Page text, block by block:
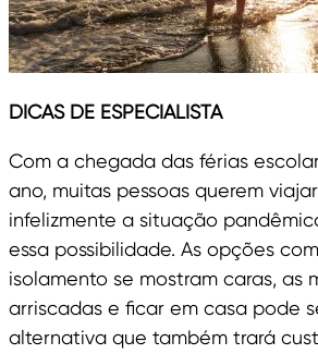
DICAS DE ESPECIALISTA
Com a chegada das férias
ano, muitas pessoas querem
infelizmente a situação
essa possibilidade. As opções
isolamento se mostram caras, as
arriscadas e ficar em casa pode
alternativa que também trará